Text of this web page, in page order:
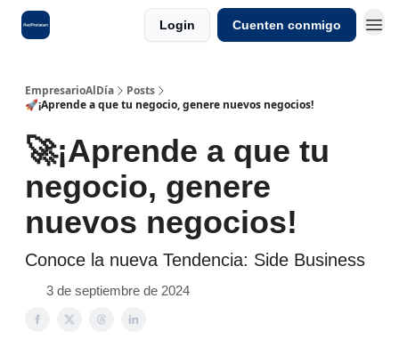
Login Cuenten conmigo
EmpresarioAlDía
Posts
🚀¡Aprende a que tu negocio, genere nuevos negocios!
🚀¡Aprende a que tu
negocio, genere
nuevos negocios!
Conoce la nueva Tendencia: Side Business
3 de septiembre de 2024